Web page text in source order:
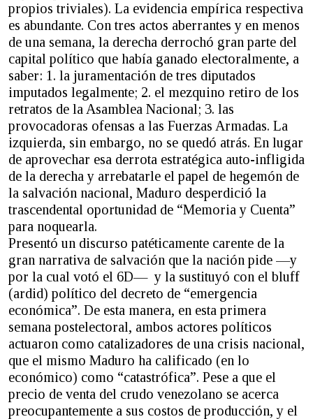
propios triviales). La evidencia empírica respectiva
es abundante. Con tres actos aberrantes y en menos
de una semana, la derecha derrochó gran parte del
capital político que había ganado electoralmente, a
saber: 1. la juramentación de tres diputados
imputados legalmente; 2. el mezquino retiro de los
retratos de la Asamblea Nacional; 3. las
provocadoras ofensas a las Fuerzas Armadas. La
izquierda, sin embargo, no se quedó atrás. En lugar
de aprovechar esa derrota estratégica auto-infligida
de la derecha y arrebatarle el papel de hegemón de
la salvación nacional, Maduro desperdició la
trascendental oportunidad de “Memoria y Cuenta”
para noquearla.
Presentó un discurso patéticamente carente de la
gran narrativa de salvación que la nación pide —y
por la cual votó el 6D— y la sustituyó con el bluff
(ardid) político del decreto de “emergencia
económica”. De esta manera, en esta primera
semana postelectoral, ambos actores políticos
actuaron como catalizadores de una crisis nacional,
que el mismo Maduro ha calificado (en lo
económico) como “catastrófica”. Pese a que el
precio de venta del crudo venezolano se acerca
preocupantemente a sus costos de producción, y el